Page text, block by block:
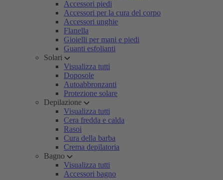
Accessori piedi
Accessori per la cura del corpo
Accessori unghie
Flanella
Gioielli per mani e piedi
Guanti esfolianti
Solari
Visualizza tutti
Doposole
Autoabbronzanti
Protezione solare
Depilazione
Visualizza tutti
Cera fredda e calda
Rasoi
Cura della barba
Crema depilatoria
Bagno
Visualizza tutti
Accessori bagno